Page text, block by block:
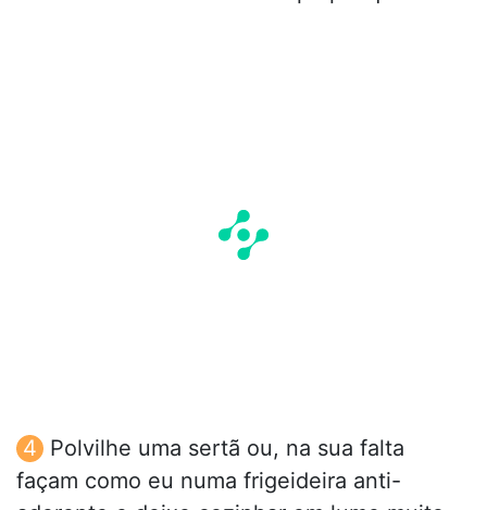
Polvilhe uma sertã ou, na sua falta
façam como eu numa frigeideira anti-